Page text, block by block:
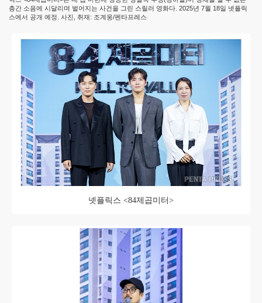
층간 소음에 시달리며 벌어지는 사건을 그린 스릴러 영화다. 2025년 7월 18일 넷플릭
스에서 공개 예정. 사진, 취재: 조계웅/펜타프레스
넷플릭스 <84제곱미터>​